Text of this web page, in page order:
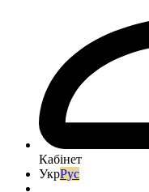
Кабінет
УкрРус